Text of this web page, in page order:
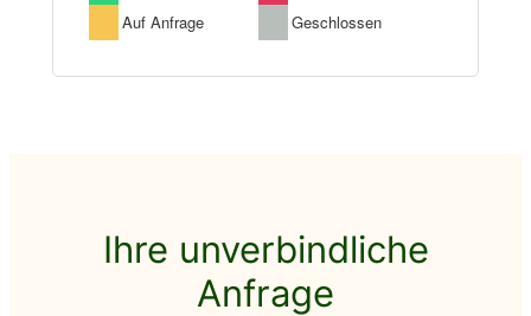
Ihre unverbindliche
Anfrage